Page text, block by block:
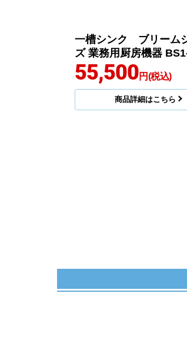
一槽シンク ブリーム
ズ 業務用厨房機器
55,500円(税込)
商品詳細はこちら